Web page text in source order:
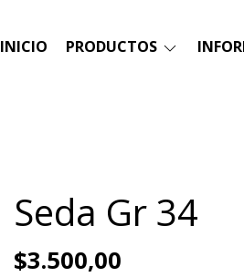
INICIO PRODUCTOS
Seda Gr 34
$3.500,00